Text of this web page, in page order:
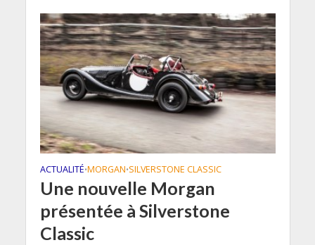
ACTUALITÉ•MORGAN•SILVERSTONE CLASSIC
Une nouvelle Morgan
présentée à Silverstone
Classic